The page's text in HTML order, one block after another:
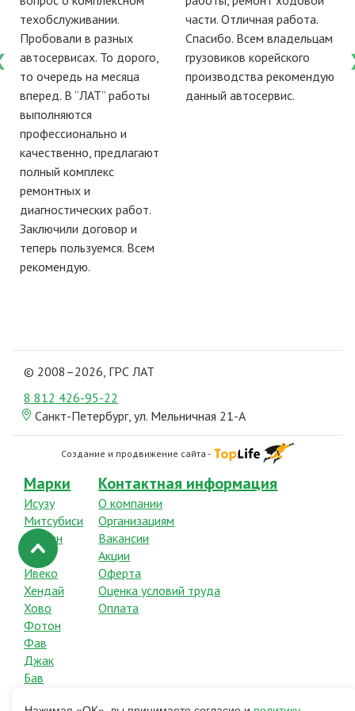
техобслуживании.
Пробовали в разных
автосервисах. То дорого,
то очередь на месяца
вперед. В “ЛАТ” работы
выполняются
профессионально и
качественно, предлагают
полный комплекс
ремонтных и
диагностических работ.
Заключили договор и
теперь пользуемся. Всем
рекомендую.
части. Отличная работа.
Спасибо. Всем владельцам
грузовиков корейского
производства рекомендую
данный автосервис.
Марки
Исузу
Митсубиси
Ниссан
Хино
Ивеко
Хендай
Хово
Фотон
Фав
Джак
Бав
Контактная информация
О компании
Организациям
Вакансии
Акции
Оферта
Оценка условий труда
Оплата
© 2008–2026, ГРС ЛАТ
8 812 426-95-22
Санкт-Петербург, ул. Мельничная 21-А
Создание и продвижение сайта -